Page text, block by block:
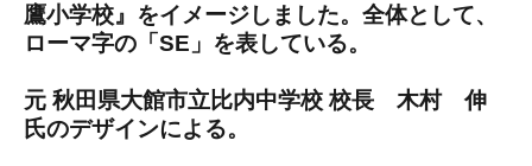
鷹小学校』をイメージしました。全体として、
ローマ字の「SE」を表している。
元 秋田県大館市立比内中学校 校長 木村 伸
氏のデザインによる。